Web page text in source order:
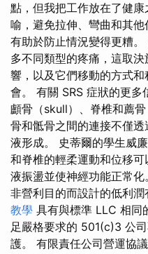
點，但我把工作放在了健
喻，避免拉伸、彎曲和其
有助於防止情況變得更糟
多不同類型的疼痛，這取
響，以及它們移動的方式
會。 有關 SRS 症狀的更
顱骨（skull）、脊椎和薦
骨和骶骨之間的連接不僅
液形成。 史蒂爾的學生威
和脊椎的輕柔運動和位移
液振盪並使神經功能正常
非營利目的而設計的低利
教學 具有與標準 LLC 相同
足嚴格要求的 501(c)3 公
護。 有限責任公司營運協